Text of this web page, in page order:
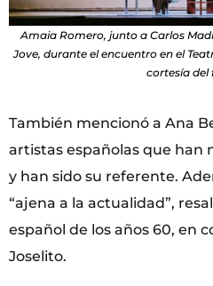
Amaia Romero, junto a Carlos
Jove, durante el encuentro en el
cortesía del
También mencionó a Ana
artistas españolas que han
y han sido su referente.
“ajena a la actualidad”,
español de los años 60, en
Joselito.